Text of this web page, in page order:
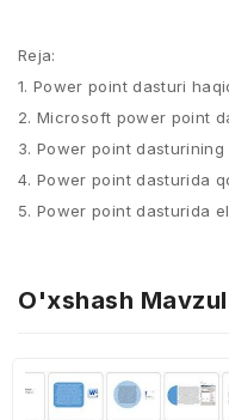
Reja:
1. Power point dasturi
2. Microsoft power point
3. Power point
4. Power point dasturida
5. Power point dasturida
O'xshash